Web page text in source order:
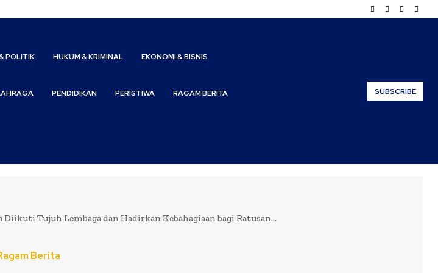
POLITIK HUKUM & KRIMINAL EKONOMI & BISNIS
PENDIDIKAN PERISTIWA RAGAM BERITA SUBSCRIBE
Diikuti Tujuh Lembaga dan Hadirkan Kebahagiaan bagi Ratusan...
Berita